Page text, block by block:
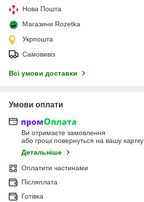
Нова Пошта
Магазини Rozetka
Укрпошта
Самовивіз
Всі умови доставки
Умови оплати
Ви отримаєте замовлення
або гроші повернуться на вашу картку
Детальніше
Оплатити частинами
Післяплата
Готівка